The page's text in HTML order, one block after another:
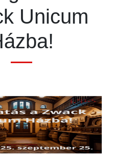
Unicum